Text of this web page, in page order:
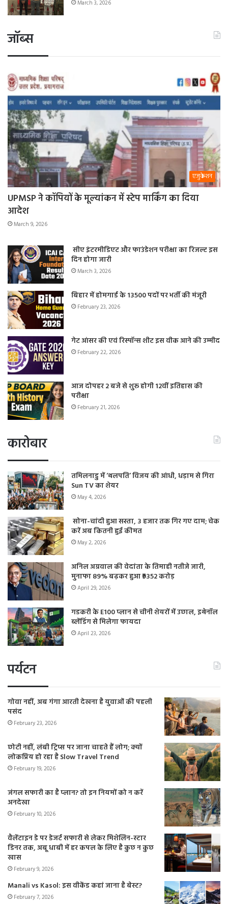
March 3, 2026
जॉब्स
एजुकेशन
UPMSP ने कॉपियों के मूल्यांकन में स्टेप मार्किंग का दिया
आदेश
March 9, 2026
सीए इंटरमीडिएट और फाउंडेशन परीक्षा का रिजल्ट इस
दिन होगा जारी
March 3, 2026
बिहार में होमगार्ड के 13500 पदों पर भर्ती की मंजूरी
February 23, 2026
गेट आंसर की एवं रिस्पॉन्स शीट इस वीक आने की उम्मीद
February 22, 2026
आज दोपहर 2 बजे से शुरू होगी 12वीं इतिहास की
परीक्षा
February 21, 2026
कारोबार
तमिलनाडु में ‘थलपति’ विजय की आंधी, धड़ाम से गिरा
Sun TV का शेयर
May 4, 2026
सोना-चांदी हुआ सस्ता, 3 हजार तक गिर गए दाम; चेक
करें अब कितनी हुई कीमत
May 2, 2026
अनिल अग्रवाल की वेदांता के तिमाही नतीजे जारी,
मुनाफा 89% बढ़कर हुआ ₹9352 करोड़
April 29, 2026
गडकरी के E100 प्लान से चीनी शेयरों में उछाल, इथेनॉल
ब्लेंडिंग से मिलेगा फायदा
April 23, 2026
पर्यटन
गोवा नहीं, अब गंगा आरती देखना है युवाओं की पहली
पसंद
February 23, 2026
छोटी नहीं, लंबी ट्रिप्स पर जाना चाहते हैं लोग; क्यों
लोकप्रिय हो रहा है Slow Travel Trend
February 19, 2026
जंगल सफारी का है प्लान? तो इन नियमों को न करें
अनदेखा
February 10, 2026
वैलेंटाइन डे पर डेजर्ट सफारी से लेकर मिशेलिन-स्टार
डिनर तक, अबू धाबी में हर कपल के लिए है कुछ न कुछ
खास
February 9, 2026
Manali vs Kasol: इस वीकेंड कहां जाना है बेस्ट?
February 7, 2026